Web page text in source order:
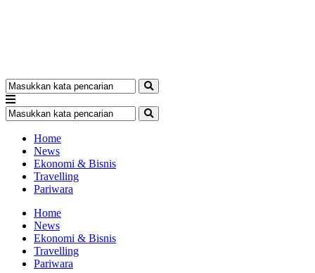
Home
News
Ekonomi & Bisnis
Travelling
Pariwara
Home
News
Ekonomi & Bisnis
Travelling
Pariwara